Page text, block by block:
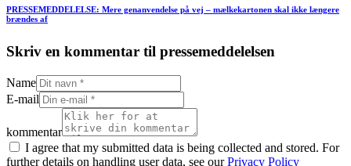
PRESSEMEDDELELSE: Mere genanvendelse på vej – mælkekartonen skal ikke længere
brændes af
Skriv en kommentar til pressemeddelelsen
Name
E-mail
kommentar
I agree that my submitted data is being collected and stored. For
further details on handling user data, see ourPrivacy Policy